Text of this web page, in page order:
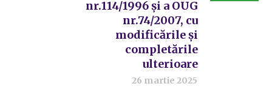
nr.114/1996 și a OUG
nr.74/2007, cu
modificările și
completările
ulterioare
26 martie 2025